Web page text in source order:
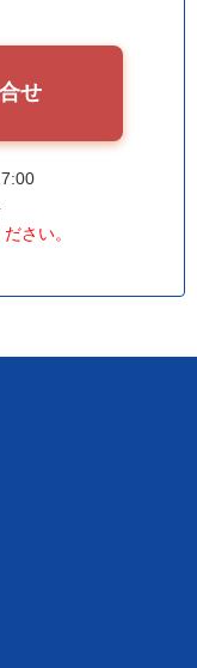
せ
さい。